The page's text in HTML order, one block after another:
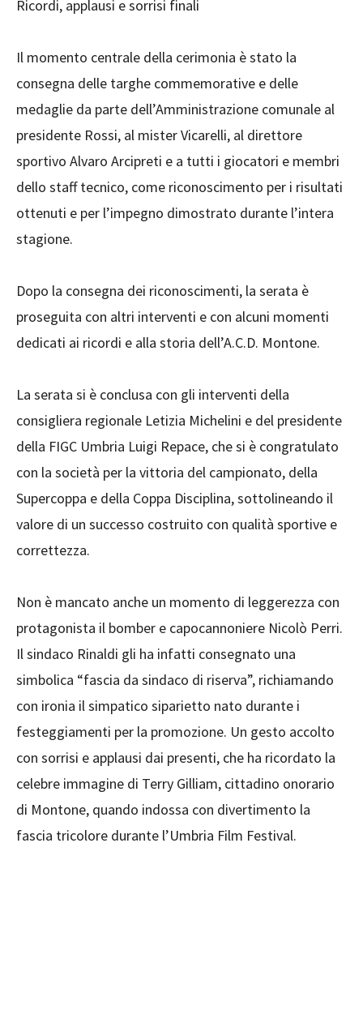
Ricordi, applausi e sorrisi finali
Il momento centrale della cerimonia è stato la
consegna delle targhe commemorative e delle
medaglie da parte dell’Amministrazione comunale al
presidente Rossi, al mister Vicarelli, al direttore
sportivo Alvaro Arcipreti e a tutti i giocatori e membri
dello staff tecnico, come riconoscimento per i risultati
ottenuti e per l’impegno dimostrato durante l’intera
stagione.
Dopo la consegna dei riconoscimenti, la serata è
proseguita con altri interventi e con alcuni momenti
dedicati ai ricordi e alla storia dell’A.C.D. Montone.
La serata si è conclusa con gli interventi della
consigliera regionale Letizia Michelini e del presidente
della FIGC Umbria Luigi Repace, che si è congratulato
con la società per la vittoria del campionato, della
Supercoppa e della Coppa Disciplina, sottolineando il
valore di un successo costruito con qualità sportive e
correttezza.
Non è mancato anche un momento di leggerezza con
protagonista il bomber e capocannoniere Nicolò Perri.
Il sindaco Rinaldi gli ha infatti consegnato una
simbolica “fascia da sindaco di riserva”, richiamando
con ironia il simpatico siparietto nato durante i
festeggiamenti per la promozione. Un gesto accolto
con sorrisi e applausi dai presenti, che ha ricordato la
celebre immagine di Terry Gilliam, cittadino onorario
di Montone, quando indossa con divertimento la
fascia tricolore durante l’Umbria Film Festival.